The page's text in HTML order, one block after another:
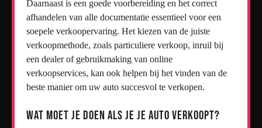
Daarnaast is een goede voorbereiding en het correct
afhandelen van alle documentatie essentieel voor een
soepele verkoopervaring. Het kiezen van de juiste
verkoopmethode, zoals particuliere verkoop, inruil bij
een dealer of gebruikmaking van online
verkoopservices, kan ook helpen bij het vinden van de
beste manier om uw auto succesvol te verkopen.
Wat moet je doen als je je auto verkoopt?